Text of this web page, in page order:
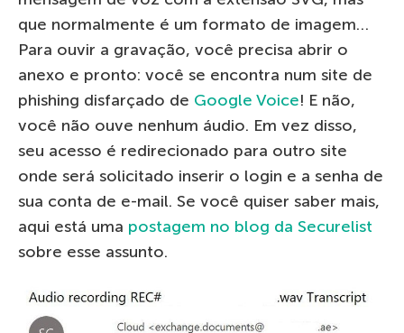
que normalmente é um formato de imagem…
Para ouvir a gravação, você precisa abrir o
anexo e pronto: você se encontra num site de
phishing disfarçado de Google Voice! E não,
você não ouve nenhum áudio. Em vez disso,
seu acesso é redirecionado para outro site
onde será solicitado inserir o login e a senha de
sua conta de e-mail. Se você quiser saber mais,
aqui está uma postagem no blog da Securelist
sobre esse assunto.